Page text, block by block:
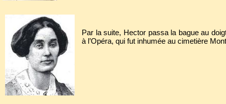
Par la suite, Hector passa la bague au
à l’Opéra, qui fut inhumée au cimetière
Elle était la mère de
belles-mères !